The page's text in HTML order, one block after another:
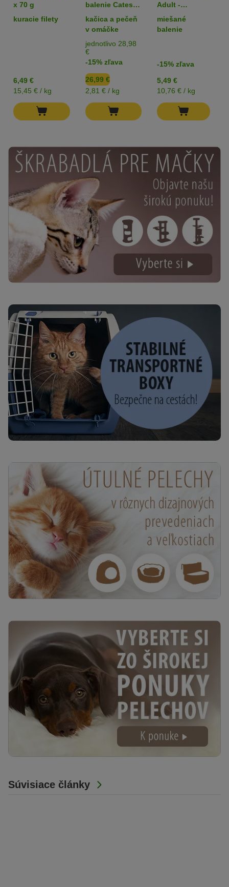
Súvisiace články
x 70 g
kuracie filety
6,49 €
15,45 € / kg
balenie Catessy
kúsky v želé
alebo v omáčke
kačica a pečeň
v omáčke
jednotlivo 28,98
€
-15% zľava
26,99 €
2,81 € / kg
Adult -
mištičky 6 x 85
g
miešané
balenie
-15% zľava
5,49 €
10,76 € / kg